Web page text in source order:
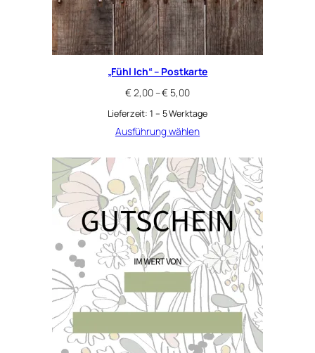
„Fühl Ich“ – Postkarte
€ 2,00–€ 5,00
Lieferzeit:1 – 5 Werktage
Ausführung wählen